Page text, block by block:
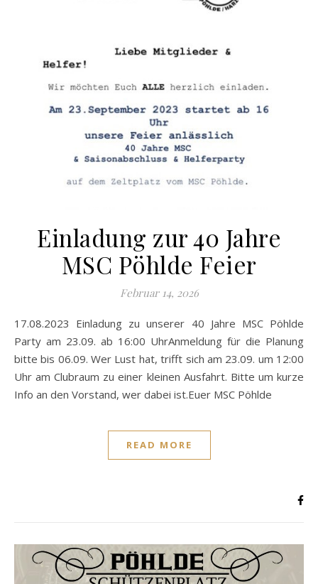
Einladung zur 40 Jahre
MSC Pöhlde Feier
Februar 14, 2026
17.08.2023 Einladung zu unserer 40 Jahre MSC Pöhlde
Party am 23.09. ab 16:00 UhrAnmeldung für die Planung
bitte bis 06.09. Wer Lust hat, trifft sich am 23.09. um 12:00
Uhr am Clubraum zu einer kleinen Ausfahrt. Bitte um kurze
Info an den Vorstand, wer dabei ist.Euer MSC Pöhlde
READ MORE